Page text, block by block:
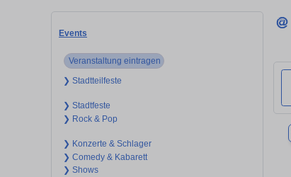
Events
Veranstaltung eintragen
❯ Stadtteilfeste
❯ Stadtfeste
❯ Rock & Pop
❯ Konzerte & Schlager
❯ Comedy & Kabarett
❯ Shows